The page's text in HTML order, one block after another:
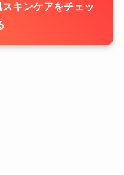
キンケアをチェッ